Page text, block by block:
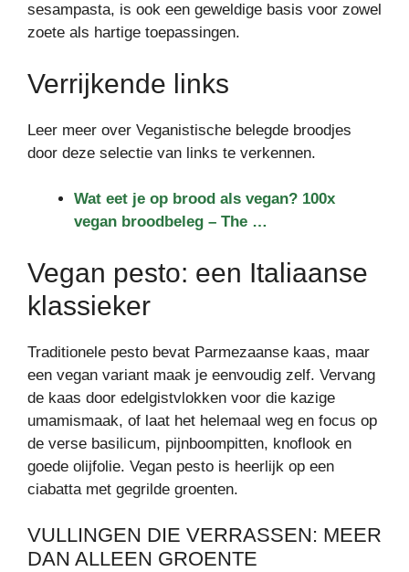
sesampasta, is ook een geweldige basis voor zowel
zoete als hartige toepassingen.
Verrijkende links
Leer meer over Veganistische belegde broodjes
door deze selectie van links te verkennen.
Wat eet je op brood als vegan? 100x
vegan broodbeleg – The …
Vegan pesto: een Italiaanse
klassieker
Traditionele pesto bevat Parmezaanse kaas, maar
een vegan variant maak je eenvoudig zelf. Vervang
de kaas door edelgistvlokken voor die kazige
umamismaak, of laat het helemaal weg en focus op
de verse basilicum, pijnboompitten, knoflook en
goede olijfolie. Vegan pesto is heerlijk op een
ciabatta met gegrilde groenten.
VULLINGEN DIE VERRASSEN: MEER
DAN ALLEEN GROENTE